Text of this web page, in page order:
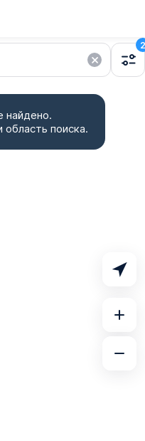
2
найдено.
поиска.